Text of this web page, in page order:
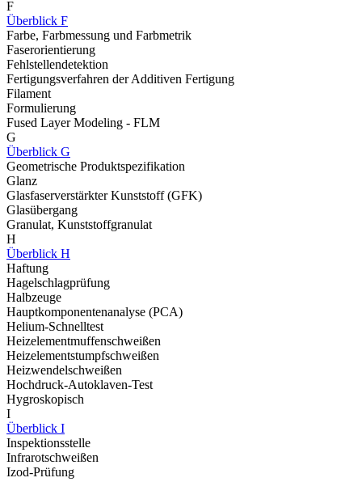
F
Überblick F
Farbe, Farbmessung und Farbmetrik
Faserorientierung
Fehlstellendetektion
Fertigungsverfahren der Additiven Fertigung
Filament
Formulierung
Fused Layer Modeling - FLM
G
Überblick G
Geometrische Produktspezifikation
Glanz
Glasfaserverstärkter Kunststoff (GFK)
Glasübergang
Granulat, Kunststoffgranulat
H
Überblick H
Haftung
Hagelschlagprüfung
Halbzeuge
Hauptkomponentenanalyse (PCA)
Helium-Schnelltest
Heizelementmuffenschweißen
Heizelementstumpfschweißen
Heizwendelschweißen
Hochdruck-Autoklaven-Test
Hygroskopisch
I
Überblick I
Inspektionsstelle
Infrarotschweißen
Izod-Prüfung